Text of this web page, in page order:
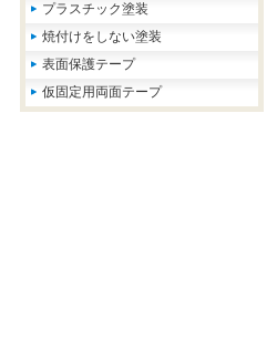
プラスチック塗装
焼付けをしない塗装
表面保護テープ
仮固定用両面テープ